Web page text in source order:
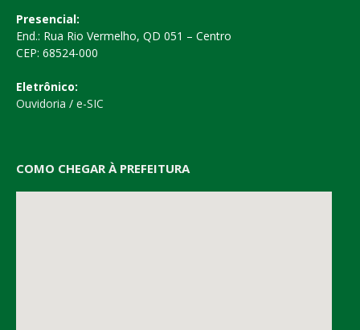
Presencial:
End.: Rua Rio Vermelho, QD 051 – Centro
CEP: 68524-000
Eletrônico:
Ouvidoria / e-SIC
COMO CHEGAR À PREFEITURA